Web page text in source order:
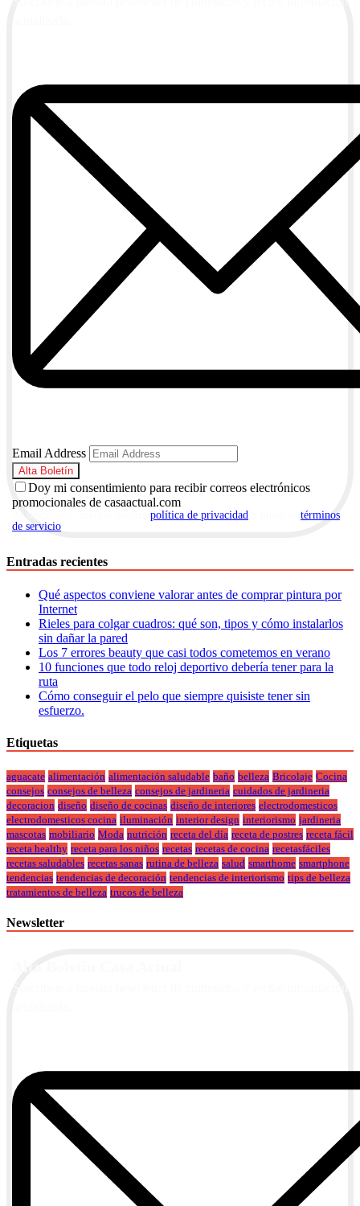
Email Address
Doy mi consentimiento para recibir correos electrónicos
promocionales de casaactual.com
política de privacidad
términos
de servicio
Entradas recientes
Qué aspectos conviene valorar antes de comprar pintura por
Internet
Rieles para colgar cuadros: qué son, tipos y cómo instalarlos
sin dañar la pared
Los 7 errores beauty que casi todos cometemos en verano
10 funciones que todo reloj deportivo debería tener para la
ruta
Cómo conseguir el pelo que siempre quisiste tener sin
esfuerzo.
Etiquetas
aguacate alimentación alimentación saludable baño belleza Bricolaje Cocina
consejos consejos de belleza consejos de jardineria cuidados de jardineria
decoracion diseño diseño de cocinas diseño de interiores electrodomesticos
electrodomesticos cocina iluminación interior design interiorismo jardineria
mascotas mobiliario Moda nutrición receta del día receta de postres receta fácil
receta healthy receta para los niños recetas recetas de cocina recetasfáciles
recetas saludables recetas sanas rutina de belleza salud smarthome smartphone
tendencias tendencias de decoración tendencias de interiorismo tips de belleza
tratamientos de belleza trucos de belleza
Newsletter